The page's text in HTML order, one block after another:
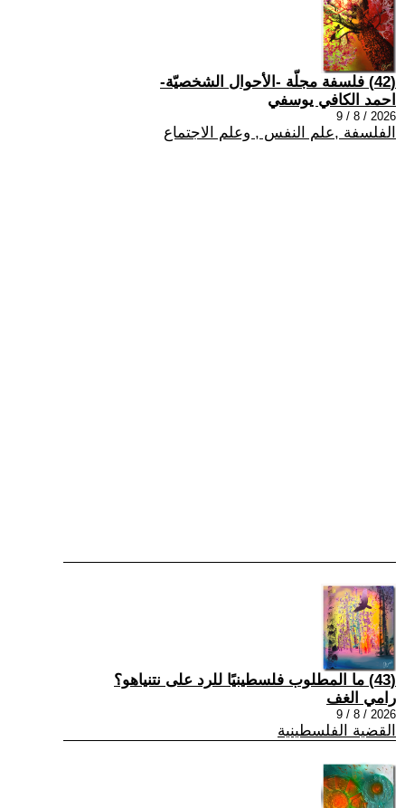
(42) فلسفة مجلّة -الأحوال الشخصيّة-
احمد الكافي يوسفي
2026 / 8 / 9
الفلسفة ,علم النفس , وعلم الاجتماع
(43) ما المطلوب فلسطينيًا للرد على نتنياهو؟
رامي الغف
2026 / 8 / 9
القضية الفلسطينية